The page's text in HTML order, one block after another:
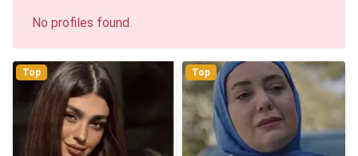
No profiles found
Top Top